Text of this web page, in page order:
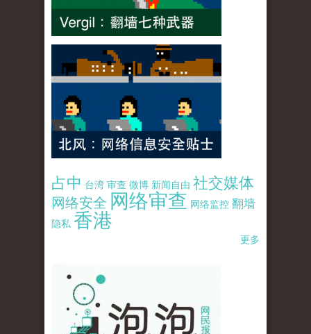
占中 台湾 审查 微博 新闻自由 社交媒体
网络安全 网络审查 网络监控 翻墙
隐私 香港
更多
pao-pao-banner-mirror-site-120814.jpg